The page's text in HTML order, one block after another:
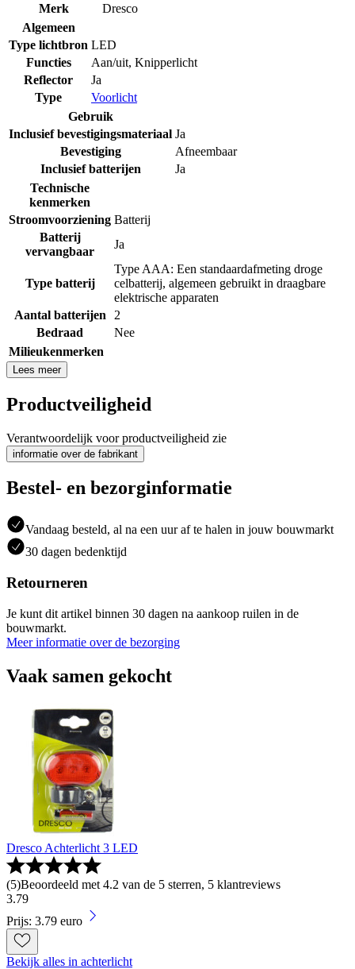
Merk
Dresco
Algemeen
Type lichtbron LED
Functies
Aan/uit, Knipperlicht
Reflector
Ja
Type
Voorlicht
Gebruik
Inclusief bevestigingsmateriaal Ja
Bevestiging
Afneembaar
Inclusief batterijen
Ja
Technische
kenmerken
Stroomvoorziening Batterij
Batterij
vervangbaar
Ja
Type batterij
Type AAA: Een standaardafmeting droge
celbatterij, algemeen gebruikt in draagbare
elektrische apparaten
Aantal batterijen
2
Bedraad
Nee
Milieukenmerken
Lees meer
Productveiligheid
Verantwoordelijk voor productveiligheid zie
informatie over de fabrikant
Bestel- en bezorginformatie
Vandaag besteld, al na een uur af te halen in jouw bouwmarkt
30 dagen bedenktijd
Retourneren
Je kunt dit artikel binnen 30 dagen na aankoop ruilen in de
bouwmarkt.
Meer informatie over de bezorging
Vaak samen gekocht
Dresco Achterlicht 3 LED
(5)Beoordeeld met 4.2 van de 5 sterren, 5 klantreviews
3.79
Prijs: 3.79 euro
Bekijk alles in achterlicht